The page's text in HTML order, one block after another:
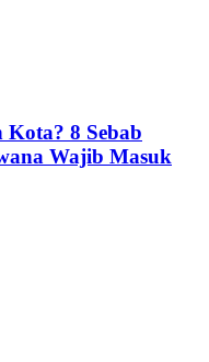
8 Sebab
Wajib Masuk